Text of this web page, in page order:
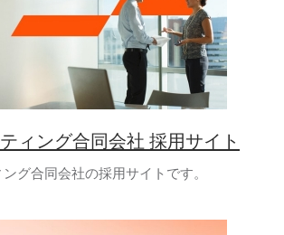
ィング合同会社 採用サイト
グ合同会社の採用サイトです。